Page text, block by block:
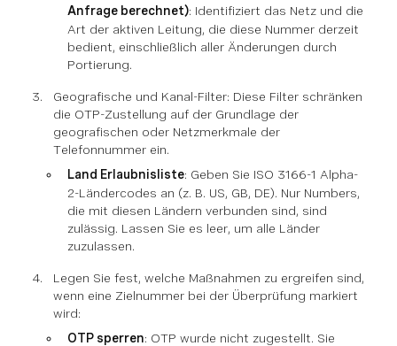
Anfrage berechnet): Identifiziert das Netz und die
Art der aktiven Leitung, die diese Nummer derzeit
bedient, einschließlich aller Änderungen durch
Portierung.
Geografische und Kanal-Filter: Diese Filter schränken
die OTP-Zustellung auf der Grundlage der
geografischen oder Netzmerkmale der
Telefonnummer ein.
Land Erlaubnisliste: Geben Sie ISO 3166-1 Alpha-
2-Ländercodes an (z. B. US, GB, DE). Nur Numbers,
die mit diesen Ländern verbunden sind, sind
zulässig. Lassen Sie es leer, um alle Länder
zuzulassen.
Legen Sie fest, welche Maßnahmen zu ergreifen sind,
wenn eine Zielnummer bei der Überprüfung markiert
wird:
OTP sperren: OTP wurde nicht zugestellt. Sie